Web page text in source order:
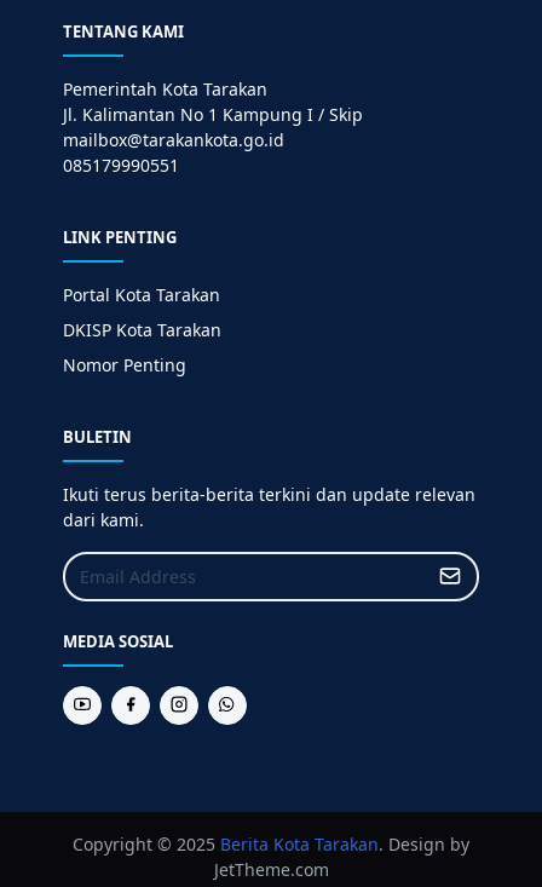
TENTANG KAMI
Pemerintah Kota Tarakan
Jl. Kalimantan No 1 Kampung I / Skip
mailbox@tarakankota.go.id
085179990551
LINK PENTING
Portal Kota Tarakan
DKISP Kota Tarakan
Nomor Penting
BULETIN
Ikuti terus berita-berita terkini dan update relevan
dari kami.
MEDIA SOSIAL
Copyright © 2025 Berita Kota Tarakan. Design by
JetTheme.com